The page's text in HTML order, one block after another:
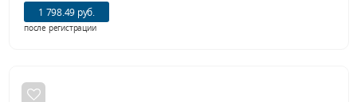
1 798.49 руб.
после регистрации